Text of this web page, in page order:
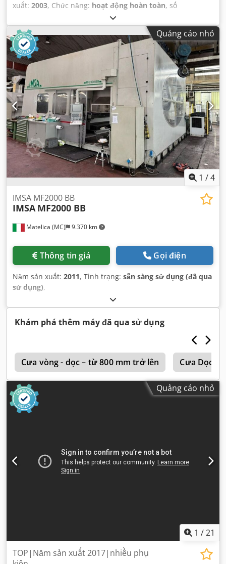
xuất: 2003, Chức năng: hoạt động hoàn toàn, số
, chiều rộng làm việc:
trọng lượng tổng cộng:3.000 kg, công suất:32 kW (43,51
mã lực), Quảng cáo nhỏ
1 /4
Matelica (MC) 9.370 km
IMSA MF2000 BB
IMSA MF2000 BB
Thông tin giá Gọi điện
Năm sản xuất: 2011, Tình trạng: sẵn sàng sử dụng (đã qua
sử dụng),
Khám phá thêm máy đã qua sử dụng
Cưa vòng - dọc – từ 800 mm trở lên Cưa Dọc
Quảng cáo nhỏ
1 /21
TOP|Năm sản xuất 2017|nhiều phụ